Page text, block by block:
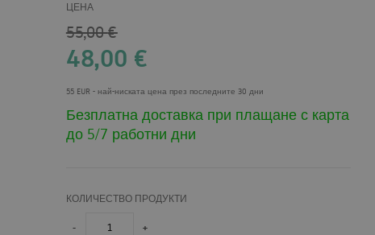
ЦЕНА
55,00€
48,00 €
55 EUR - най-ниската цена през последните 30 дни
Безплатна доставка при плащане с карта
до 5/7 работни дни
КОЛИЧЕСТВО ПРОДУКТИ
- +